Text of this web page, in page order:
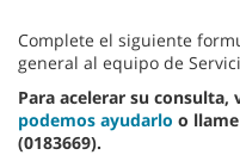
Complete el siguiente
general al equipo de
Para acelerar su
podemos ayudarlo o llame
(0183669).